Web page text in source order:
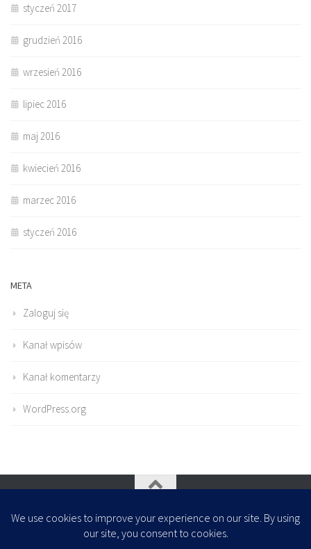
styczeń 2017
grudzień 2016
wrzesień 2016
lipiec 2016
maj 2016
kwiecień 2016
marzec 2016
styczeń 2016
META
Zaloguj się
Kanał wpisów
Kanał komentarzy
WordPress.org